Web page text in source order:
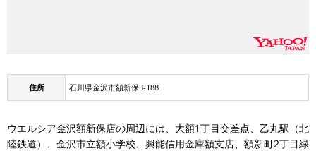
住所 石川県金沢市額新保3-188
ウエルシア金沢額新保店の周辺には、大額1丁目交差点、乙丸駅（北
陸鉄道）、金沢市立額小学校、興能信用金庫額支店、額新町2丁目緑